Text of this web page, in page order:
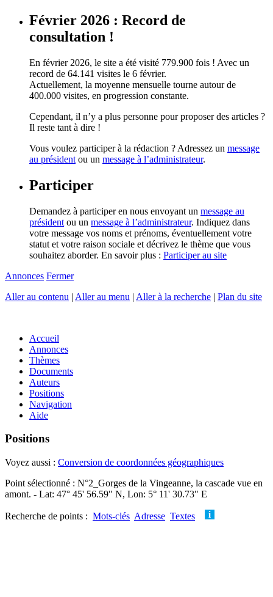
Février 2026 : Record de
consultation !
En février 2026, le site a été visité 779.900 fois ! Avec un
record de 64.141 visites le 6 février.
Actuellement, la moyenne mensuelle tourne autour de
400.000 visites, en progression constante.
Cependant, il n’y a plus personne pour proposer des articles ?
Il reste tant à dire !
Vous voulez participer à la rédaction ? Adressez un message
au président ou un message à l’administrateur.
Participer
Demandez à participer en nous envoyant un message au
président ou un message à l’administrateur. Indiquez dans
votre message vos noms et prénoms, éventuellement votre
statut et votre raison sociale et décrivez le thème que vous
souhaitez aborder. En savoir plus : Participer au site
Annonces Fermer
Aller au contenu | Aller au menu | Aller à la recherche | Plan du site
Accueil
Annonces
Thèmes
Documents
Auteurs
Positions
Navigation
Aide
Positions
Voyez aussi : Conversion de coordonnées géographiques
Point sélectionné : N°2_Gorges de la Vingeanne, la cascade vue en
amont. - Lat: 47° 45' 56.59" N, Lon: 5° 11' 30.73" E
Recherche de points : Mots-clés Adresse Textes